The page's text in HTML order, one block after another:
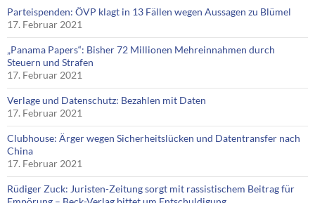
Parteispenden: ÖVP klagt in 13 Fällen wegen Aussagen zu Blümel
17. Februar 2021
„Panama Papers“: Bisher 72 Millionen Mehreinnahmen durch
Steuern und Strafen
17. Februar 2021
Verlage und Datenschutz: Bezahlen mit Daten
17. Februar 2021
Clubhouse: Ärger wegen Sicherheitslücken und Datentransfer nach
China
17. Februar 2021
Rüdiger Zuck: Juristen-Zeitung sorgt mit rassistischem Beitrag für